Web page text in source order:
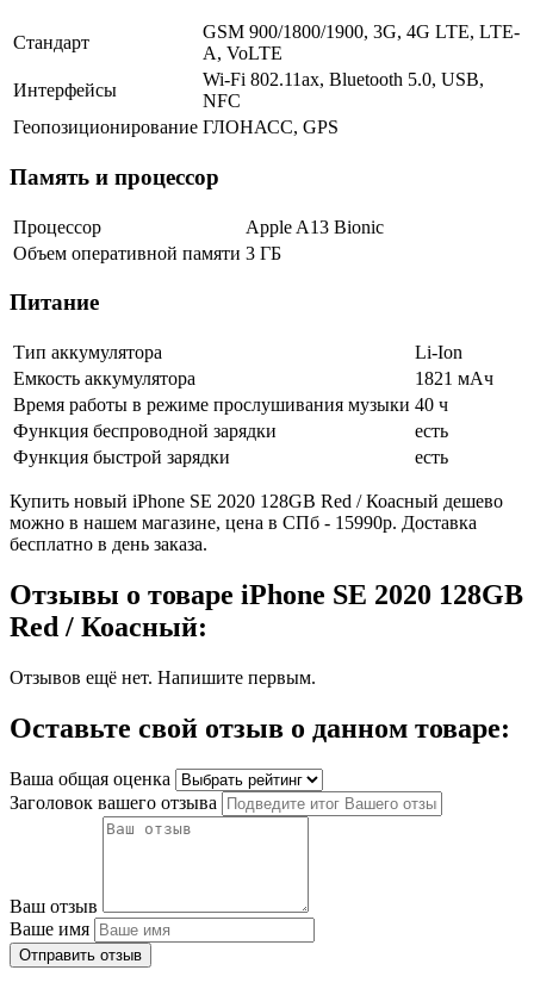
Стандарт
GSM 900/1800/1900, 3G, 4G LTE, LTE-
A, VoLTE
Интерфейсы
Wi-Fi 802.11ax, Bluetooth 5.0, USB,
NFC
Геопозиционирование ГЛОНАСС, GPS
Память и процессор
Процессор
Apple A13 Bionic
Объем оперативной памяти 3 ГБ
Питание
Тип аккумулятора
Li-Ion
Емкость аккумулятора
1821 мАч
Время работы в режиме прослушивания музыки 40 ч
Функция беспроводной зарядки
есть
Функция быстрой зарядки
есть
Купить новый iPhone SE 2020 128GB Red / Коасный дешево
можно в нашем магазине, цена в СПб - 15990р. Доставка
бесплатно в день заказа.
Отзывы о товаре iPhone SE 2020 128GB
Red / Коасный:
Отзывов ещё нет. Напишите первым.
Оставьте свой отзыв о данном товаре:
Ваша общая оценка
Заголовок вашего отзыва
Ваш отзыв
Ваше имя
Отправить отзыв